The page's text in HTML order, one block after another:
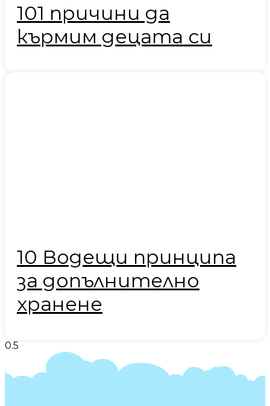
101 причини да
кърмим децата си
10 Водещи принципа
за допълнително
хранене